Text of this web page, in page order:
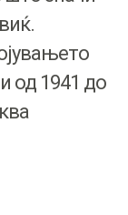
од 1941 до